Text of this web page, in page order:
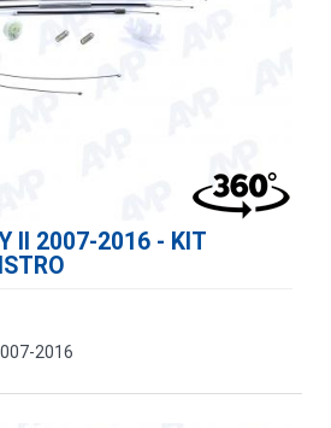
II 2007-2016 - KIT
2016